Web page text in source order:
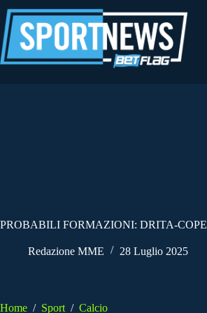
al
contenuto
PROBABILI FORMAZIONI: DRITA-
Redazione MME 28 Luglio 2025
Home / Sport / Calcio